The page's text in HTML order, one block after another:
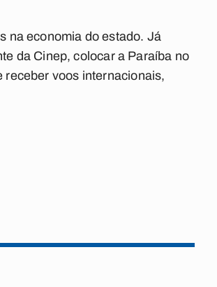
na economia do estado. Já
da Cinep, colocar a Paraíba no
receber voos internacionais,